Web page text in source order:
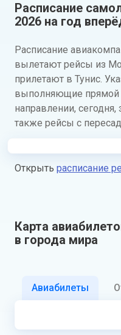
Расписание
2026 на год
Расписание
вылетают рейсы из
прилетают в Тунис.
выполняющие прямой
направлении,
также рейсы с
Открыть расписание
Карта
в города мира
Авиабилеты